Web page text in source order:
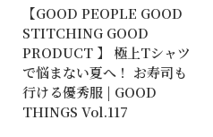
【GOOD PEOPLE GOOD
STITCHING GOOD
PRODUCT 】 極上Tシャツ
で悩まない夏へ！ お寿司も
行ける優秀服 | GOOD
THINGS Vol.117